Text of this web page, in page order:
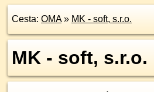
Cesta: OMA» MK - soft, s.r.o.
MK - soft, s.r.o.